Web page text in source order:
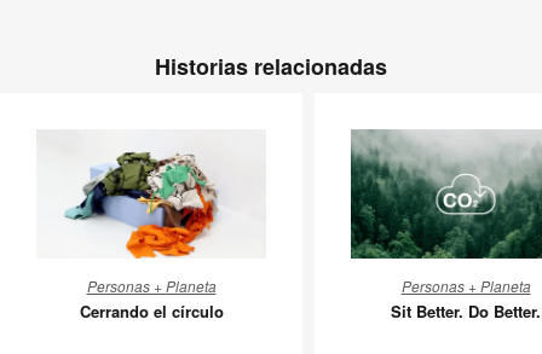
Historias relacionadas
el
círculo
Personas + Planeta
Cerrando el círculo
Better.
Do
Personas + Planeta
Sit Better. Do Better.